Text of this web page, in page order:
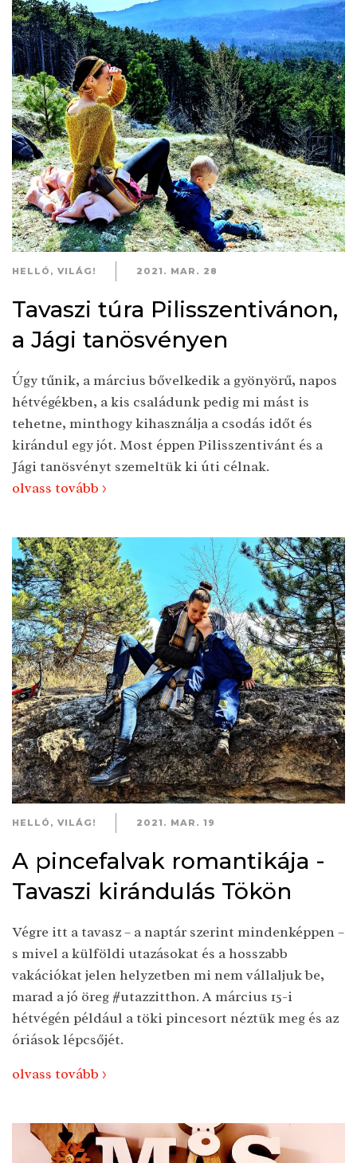
HELLÓ, VILÁG! 2021. MAR. 28
Tavaszi túra Pilisszentivánon,
a Jági tanösvényen
Úgy tűnik, a március bővelkedik a gyönyörű, napos
hétvégékben, a kis családunk pedig mi mást is
tehetne, minthogy kihasználja a csodás időt és
kirándul egy jót. Most éppen Pilisszentivánt és a
Jági tanösvényt szemeltük ki úti célnak.
olvass tovább >
HELLÓ, VILÁG! 2021. MAR. 19
A pincefalvak romantikája -
Tavaszi kirándulás Tökön
Végre itt a tavasz – a naptár szerint mindenképpen –
s mivel a külföldi utazásokat és a hosszabb
vakációkat jelen helyzetben mi nem vállaljuk be,
marad a jó öreg #utazzitthon. A március 15-i
hétvégén például a töki pincesort néztük meg és az
óriások lépcsőjét.
olvass tovább >